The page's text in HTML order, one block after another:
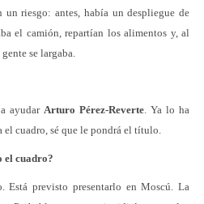
un riesgo: antes, había un despliegue de
el camión, repartían los alimentos y, al
gente se largaba.
ayudar Arturo Pérez-Reverte. Ya lo ha
el cuadro, sé que le pondrá el título.
el cuadro?
Está previsto presentarlo en Moscú. La